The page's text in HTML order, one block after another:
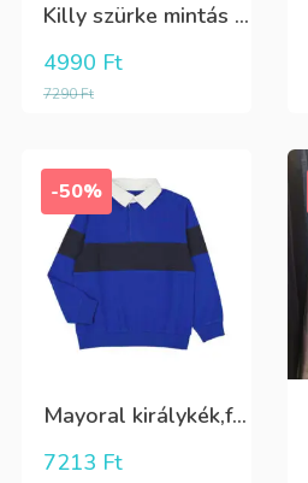
Killy szürke mintás rövidnadrág
7290Ft
4990 Ft
-50%
Mayoral királykék,fehér galléros hosszú ujjú póló Tini fiúknak
7213 Ft